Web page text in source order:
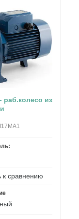
раб.колесо из
к сравнению